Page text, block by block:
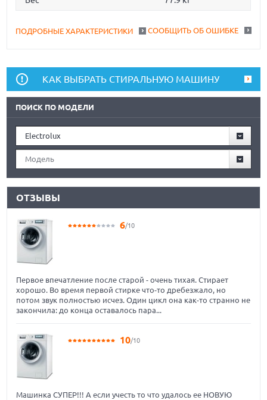
СООБЩИТЬ ОБ ОШИБКЕ
ПОДРОБНЫЕ ХАРАКТЕРИСТИКИ
КАК ВЫБРАТЬ СТИРАЛЬНУЮ МАШИНУ
ПОИСК ПО МОДЕЛИ
Electrolux
Модель
ОТЗЫВЫ
6/10
Первое впечатление после старой - очень тихая. Стирает
хорошо. Во время первой стирке что-то дребезжало, но
потом звук полностью исчез. Один цикл она как-то странно не
закончила: до конца оставалось пара...
10/10
Машинка СУПЕР!!! А если учесть то что удалось ее НОВУЮ